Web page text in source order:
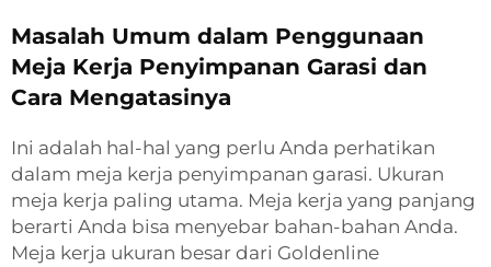
Masalah Umum dalam Penggunaan
Meja Kerja Penyimpanan Garasi dan
Cara Mengatasinya
Ini adalah hal-hal yang perlu Anda perhatikan
dalam meja kerja penyimpanan garasi. Ukuran
meja kerja paling utama. Meja kerja yang panjang
berarti Anda bisa menyebar bahan-bahan Anda.
Meja kerja ukuran besar dari Goldenline